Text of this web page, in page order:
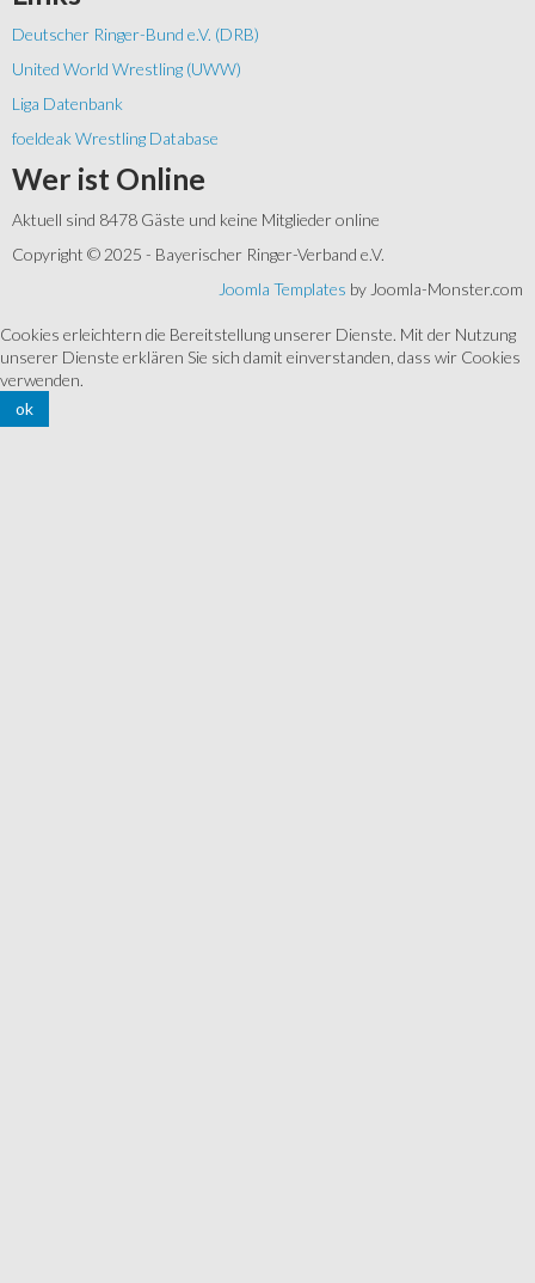
Deutscher Ringer-Bund e.V. (DRB)
United World Wrestling (UWW)
Liga Datenbank
foeldeak Wrestling Database
Wer ist Online
Aktuell sind 8478 Gäste und keine Mitglieder online
Copyright © 2025 - Bayerischer Ringer-Verband e.V.
Joomla Templates by Joomla-Monster.com
Cookies erleichtern die Bereitstellung unserer Dienste. Mit der Nutzung
unserer Dienste erklären Sie sich damit einverstanden, dass wir Cookies
verwenden.
ok